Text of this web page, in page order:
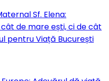
Sf. Elena:
de mare ești, ci de cât
pentru Viață București